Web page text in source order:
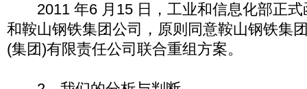
2011 年6 月15 日，工业和信息化部正式
和鞍山钢铁集团公司，原则同意鞍山钢铁集
(集团)有限责任公司联合重组方案。